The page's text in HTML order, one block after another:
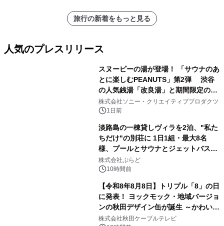
旅行の新着をもっと見る
人気のプレスリリース
スヌーピーの湯が登場！ 「サウナのあ
とに楽しむPEANUTS」第2弾 渋谷
の人気銭湯「改良湯」と期間限定のコ
ラボレーション サウナイキタイコラ
ボグッズも発売決定！
株式会社ソニー・クリエイティブプロダクツ
1日前
淡路島の一棟貸しヴィラを2泊、"私た
ちだけ"の別荘に 1日1組・最大8名
様、プールとサウナとジェットバス付
きで Villa Mon Temps AWAJIの連泊
素泊りプラン
株式会社ぷらど
10時間前
【令和8年8月8日】トリプル「8」の日
に発表！ ヨックモック・地域バージョ
ンの秋田デザイン缶が誕生 ～かわいい
秋田犬の子犬と秋田の四季と名所を巡
株式会社秋田ケーブルテレビ